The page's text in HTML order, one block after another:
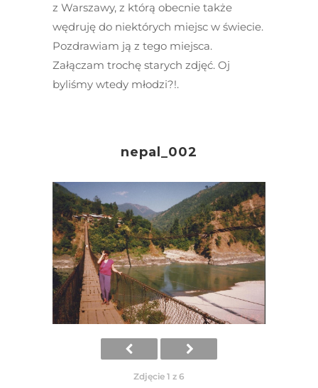
z Warszawy, z którą obecnie także
wędruję do niektórych miejsc w świecie.
Pozdrawiam ją z tego miejsca.
Załączam trochę starych zdjęć. Oj
byliśmy wtedy młodzi?!.
nepal_002
Zdjęcie 1 z 6